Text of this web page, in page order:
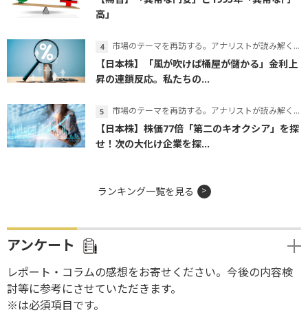
高」
市場のテーマを再訪する。アナリストが読み解くテーマの本質
【日本株】「風が吹けば桶屋が儲かる」金利上
昇の連鎖反応。私たちの...
市場のテーマを再訪する。アナリストが読み解くテーマの本質
【日本株】株価77倍「第二のキオクシア」を探
せ！次の大化け企業を探...
ランキング一覧を見る
アンケート
レポート・コラムの感想をお寄せください。今後の内容検
討等に参考にさせていただきます。
※は必須項目です。